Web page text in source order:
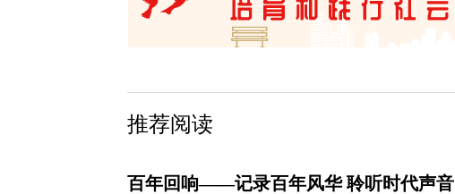
推荐阅读
百年回响——记录百年风华 聆听时代声音